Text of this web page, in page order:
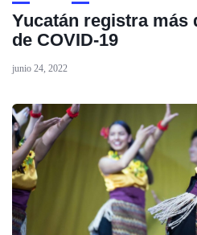
Yucatán registra más
de COVID-19
junio 24, 2022